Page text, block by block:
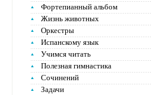
Фортепианный альбом
Жизнь животных
Оркестры
Испанскому язык
Учимся читать
Полезная гимнастика
Сочинений
Задачи